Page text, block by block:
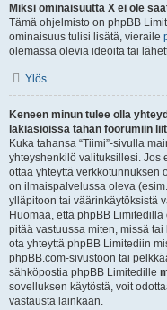
Miksi ominaisuutta X ei ole
Tämä ohjelmisto on phpBB
ominaisuus tulisi lisätä, vieraile
olemassa olevia ideoita tai
Ylös
Keneen minun tulee olla
lakiasioissa tähän foorumiin
Kuka tahansa “Tiimi”-sivulla
yhteyshenkilö valituksillesi. Jos
ottaa yhteyttä verkkotunnuksen
on ilmaispalvelussa oleva
ylläpitoon tai väärinkäytöksistä
Huomaa, että phpBB Limitedillä
pitää vastuussa miten, missä
ota yhteyttä phpBB Limitediin
phpBB.com-sivustoon tai
sähköpostia phpBB Limitedille
sovelluksen käytöstä, voit
vastausta lainkaan.